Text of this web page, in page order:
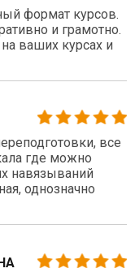
формат курсов.
и грамотно.
ваших курсах и
все
где можно
навязываний
однозначно